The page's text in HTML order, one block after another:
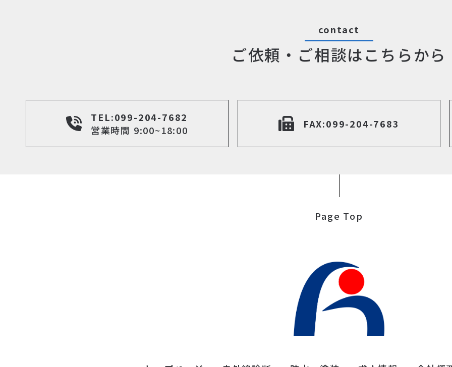
contact
ご依頼・ご相談はこちらから
TEL:099-204-7682
営業時間 9:00~18:00
FAX:099-204-7683
Page Top